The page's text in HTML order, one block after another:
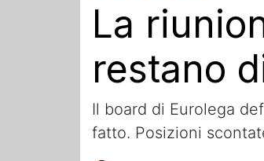
La
restano
Il board di Eurolega
fatto. Posizioni